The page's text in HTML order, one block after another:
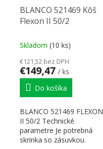
BLANCO 521469 Kôš
Flexon II 50/2
Skladom (10 ks)
€121,52 bez DPH
€149,47 / ks
Do košíka
BLANCO 521469 FLEXON
II 50/2 Technické
parametre Je potrebná
skrinka so zásuvkou.